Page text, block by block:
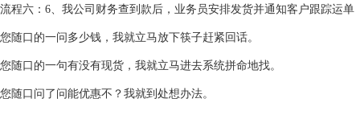
流程六：6、我公司财务查到款后，业务员安排发货并通知客户跟踪运单
您随口的一问多少钱，我就立马放下筷子赶紧回话。
您随口的一句有没有现货，我就立马进去系统拼命地找。
您随口问了问能优惠不？我就到处想办法。